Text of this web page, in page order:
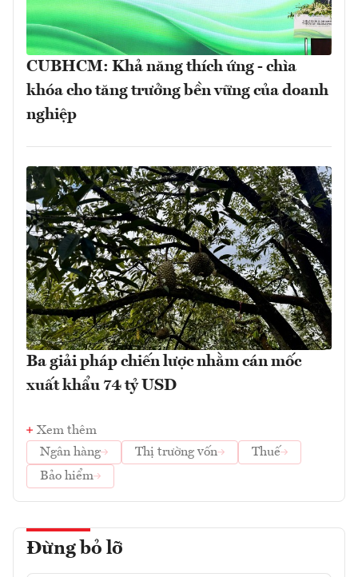
CUBHCM: Khả năng thích ứng - chìa
khóa cho tăng trưởng bền vững của doanh
nghiệp
Ba giải pháp chiến lược nhằm cán mốc
xuất khẩu 74 tỷ USD
Xem thêm
Ngân hàng
Thị trường vốn
Thuế
Bảo hiểm
Đừng bỏ lỡ